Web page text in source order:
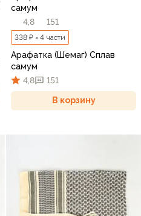
самум
4,8
151
338 ₽ × 4 части
Арафатка (Шемаг) Сплав
самум
4,8
151
В корзину